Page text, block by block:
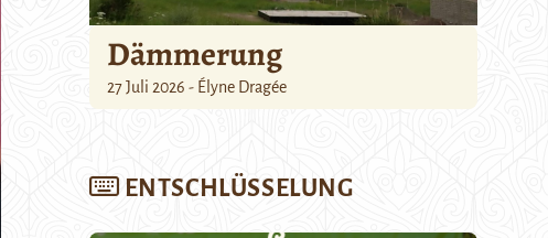
Dämmerung
27 Juli 2026 - Élyne Dragée
ENTSCHLÜSSELUNG